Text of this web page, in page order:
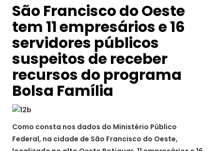
São Francisco do Oeste
tem 11 empresários e 16
servidores públicos
suspeitos de receber
recursos do programa
Bolsa Família
Como consta nos dados do Ministério Público
Federal, na cidade de São Francisco do Oeste,